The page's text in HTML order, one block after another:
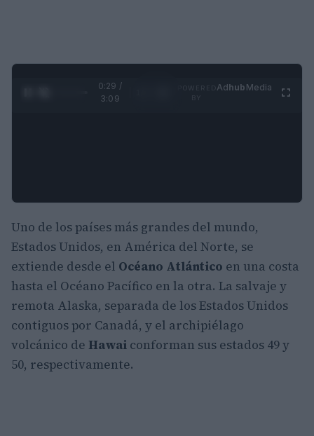
0:30 /
3:09
Adhub Media
Uno de los países más grandes del mundo,
Estados Unidos, en América del Norte, se
extiende desde el Océano Atlántico en una costa
hasta el Océano Pacífico en la otra. La salvaje y
remota Alaska, separada de los Estados Unidos
contiguos por Canadá, y el archipiélago
volcánico de Hawai conforman sus estados 49 y
50, respectivamente.